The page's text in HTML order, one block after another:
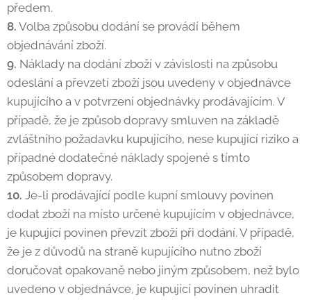
předem.
8. Volba způsobu dodání se provádí během
objednávání zboží.
9. Náklady na dodání zboží v závislosti na způsobu
odeslání a převzetí zboží jsou uvedeny v objednávce
kupujícího a v potvrzení objednávky prodávajícím. V
případě, že je způsob dopravy smluven na základě
zvláštního požadavku kupujícího, nese kupující riziko a
případné dodatečné náklady spojené s tímto
způsobem dopravy.
10. Je-li prodávající podle kupní smlouvy povinen
dodat zboží na místo určené kupujícím v objednávce,
je kupující povinen převzít zboží při dodání. V případě,
že je z důvodů na straně kupujícího nutno zboží
doručovat opakovaně nebo jiným způsobem, než bylo
uvedeno v objednávce, je kupující povinen uhradit